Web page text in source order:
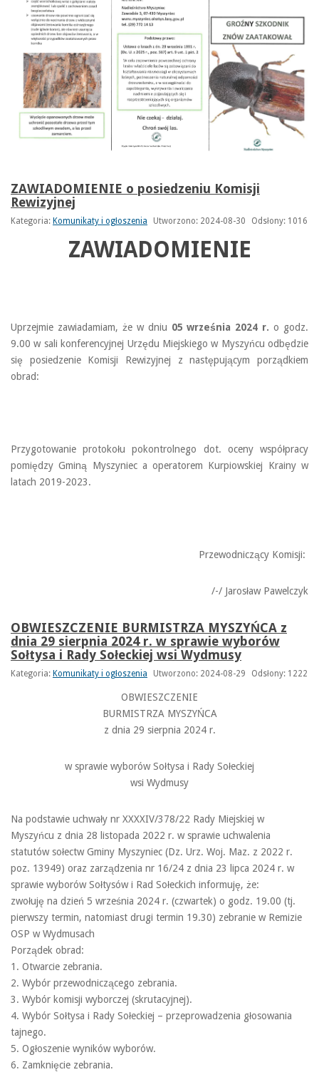
ZAWIADOMIENIE o posiedzeniu Komisji
Rewizyjnej
Kategoria: Komunikaty i ogłoszenia Utworzono: 2024-08-30 Odsłony: 1016
ZAWIADOMIENIE
Uprzejmie zawiadamiam, że w dniu 05 września 2024 r. o godz.
9.00 w sali konferencyjnej Urzędu Miejskiego w Myszyńcu odbędzie
się posiedzenie Komisji Rewizyjnej z następującym porządkiem
obrad:
Przygotowanie protokołu pokontrolnego dot. oceny współpracy
pomiędzy Gminą Myszyniec a operatorem Kurpiowskiej Krainy w
latach 2019-2023.
Przewodniczący Komisji:
/-/ Jarosław Pawelczyk
OBWIESZCZENIE BURMISTRZA MYSZYŃCA z
dnia 29 sierpnia 2024 r. w sprawie wyborów
Sołtysa i Rady Sołeckiej wsi Wydmusy
Kategoria: Komunikaty i ogłoszenia Utworzono: 2024-08-29 Odsłony: 1222
OBWIESZCZENIE
BURMISTRZA MYSZYŃCA
z dnia 29 sierpnia 2024 r.
w sprawie wyborów Sołtysa i Rady Sołeckiej
wsi Wydmusy
Na podstawie uchwały nr XXXXIV/378/22 Rady Miejskiej w
Myszyńcu z dnia 28 listopada 2022 r. w sprawie uchwalenia
statutów sołectw Gminy Myszyniec (Dz. Urz. Woj. Maz. z 2022 r.
poz. 13949) oraz zarządzenia nr 16/24 z dnia 23 lipca 2024 r. w
sprawie wyborów Sołtysów i Rad Sołeckich informuję, że:
zwołuję na dzień 5 września 2024 r. (czwartek) o godz. 19.00 (tj.
pierwszy termin, natomiast drugi termin 19.30) zebranie w Remizie
OSP w Wydmusach
Porządek obrad:
1. Otwarcie zebrania.
2. Wybór przewodniczącego zebrania.
3. Wybór komisji wyborczej (skrutacyjnej).
4. Wybór Sołtysa i Rady Sołeckiej – przeprowadzenia głosowania
tajnego.
5. Ogłoszenie wyników wyborów.
6. Zamknięcie zebrania.